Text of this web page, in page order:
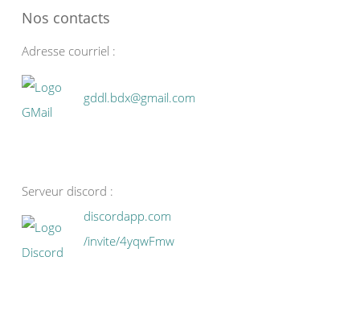
Nos contacts
Adresse courriel :
gddl.bdx@gmail.com
Serveur discord :
discordapp.com
/invite/4yqwFmw